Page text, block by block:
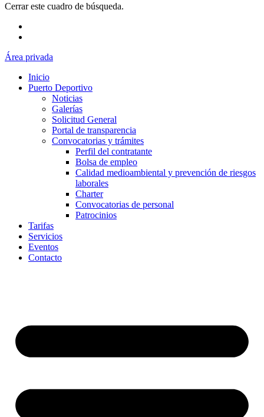
Cerrar este cuadro de búsqueda.
Área privada
Inicio
Puerto Deportivo
Noticias
Galerías
Solicitud General
Portal de transparencia
Convocatorias y trámites
Perfil del contratante
Bolsa de empleo
Calidad medioambiental y prevención de riesgos
laborales
Charter
Convocatorias de personal
Patrocinios
Tarifas
Servicios
Eventos
Contacto